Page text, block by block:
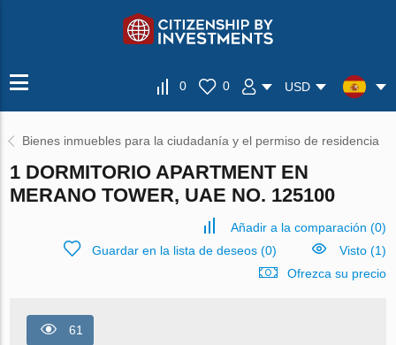
0 0 USD
Bienes inmuebles para la ciudadanía y el permiso de residencia
1 DORMITORIO APARTMENT EN
MERANO TOWER, UAE NO. 125100
Añadir a la comparación (0)
Guardar en la lista de deseos(0)
Visto (1)
Ofrezca su precio
61